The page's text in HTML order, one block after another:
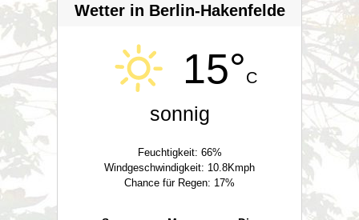
Wetter in Berlin-Hakenfelde
15°C
sonnig
Feuchtigkeit: 66%
Windgeschwindigkeit: 10.8Kmph
Chance für Regen: 17%